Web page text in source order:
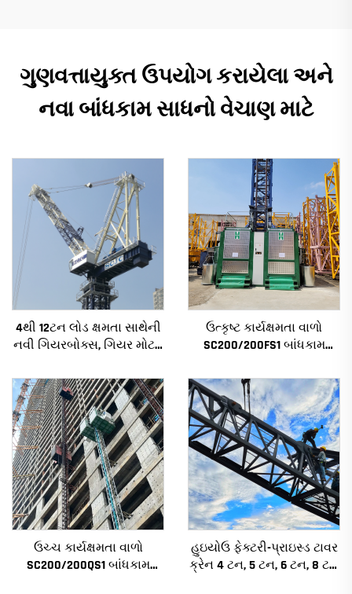
ગુણવત્તાયુક્ત ઉપયોગ કરાયેલા અને
નવા બાંધકામ સાધનો વેચાણ માટે
4થી 12ટન લોડ ક્ષમતા સાથેની
નવી ગિયરબોક્સ, ગિયર મોટર,
ટાવર ક્રેન
ઉત્કૃષ્ટ કાર્યક્ષમતા વાળો
SC200/200FS1 બાંધકામ
લિફ્ટ શાફ્ટ માટે આલ્જેરિયા
માટે
ઉચ્ચ કાર્યક્ષમતા વાળો
SC200/200QS1 બાંધકામ
હુઇયોઉ ફેક્ટરી-પ્રાઇસ્ડ ટાવર
ક્રેન 4 ટન, 5 ટન, 6 ટન, 8 ટન